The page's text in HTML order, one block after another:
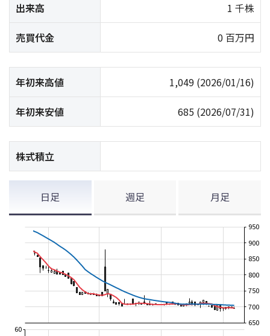
出来高 1 千株
売買代金 0 百万円
年初来高値 1,049 (2026/01/16)
年初来安値 685 (2026/07/31)
株式積立
日足 週足 月足
650
700
750
800
850
900
950
60